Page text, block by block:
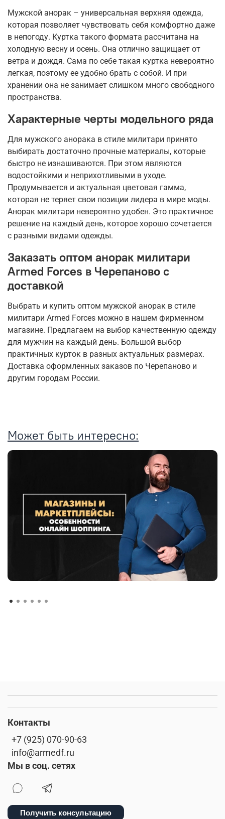
Мужской анорак – универсальная верхняя одежда,
которая позволяет чувствовать себя комфортно даже
в непогоду. Куртка такого формата рассчитана на
холодную весну и осень. Она отлично защищает от
ветра и дождя. Сама по себе такая куртка невероятно
легкая, поэтому ее удобно брать с собой. И при
хранении она не занимает слишком много свободного
пространства.
Характерные черты модельного ряда
Для мужского анорака в стиле милитари принято
выбирать достаточно прочные материалы, которые
быстро не изнашиваются. При этом являются
водостойкими и неприхотливыми в уходе.
Продумывается и актуальная цветовая гамма,
которая не теряет свои позиции лидера в мире моды.
Анорак милитари невероятно удобен. Это практичное
решение на каждый день, которое хорошо сочетается
с разными видами одежды.
Заказать оптом анорак милитари
Armed Forces в Черепаново с
доставкой
Выбрать и купить оптом мужской анорак в стиле
милитари Armed Forces можно в нашем фирменном
магазине. Предлагаем на выбор качественную одежду
для мужчин на каждый день. Большой выбор
практичных курток в разных актуальных размерах.
Доставка оформленных заказов по Черепаново и
другим городам России.
Может быть интересно:
Контакты
+7 (925) 070-90-63
info@armedf.ru
Мы в соц. сетях
Получить консультацию